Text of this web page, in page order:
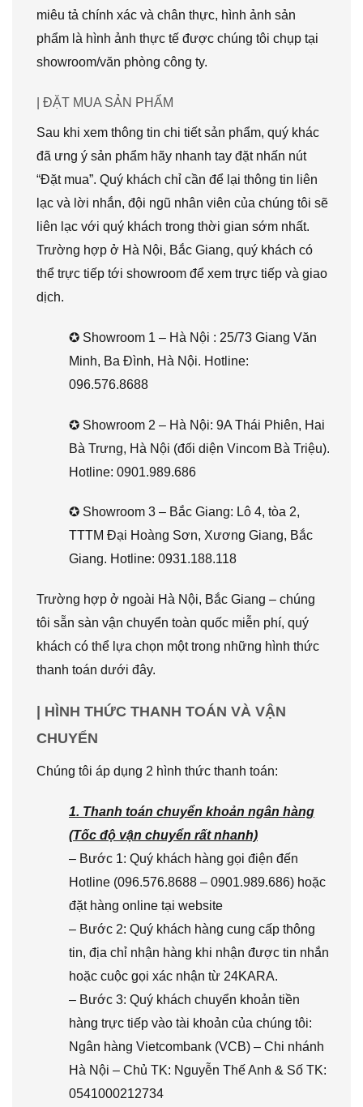
miêu tả chính xác và chân thực, hình ảnh sản
phẩm là hình ảnh thực tế được chúng tôi chụp tại
showroom/văn phòng công ty.
| ĐẶT MUA SẢN PHẨM
Sau khi xem thông tin chi tiết sản phẩm, quý khác
đã ưng ý sản phẩm hãy nhanh tay đặt nhấn nút
“Đặt mua”. Quý khách chỉ cần để lại thông tin liên
lạc và lời nhắn, đội ngũ nhân viên của chúng tôi sẽ
liên lạc với quý khách trong thời gian sớm nhất.
Trường hợp ở Hà Nội, Bắc Giang, quý khách có
thể trực tiếp tới showroom để xem trực tiếp và giao
dịch.
✪ Showroom 1 – Hà Nội : 25/73 Giang Văn
Minh, Ba Đình, Hà Nội. Hotline:
096.576.8688
✪ Showroom 2 – Hà Nội: 9A Thái Phiên, Hai
Bà Trưng, Hà Nội (đối diện Vincom Bà Triệu).
Hotline: 0901.989.686
✪ Showroom 3 – Bắc Giang: Lô 4, tòa 2,
TTTM Đại Hoàng Sơn, Xương Giang, Bắc
Giang. Hotline: 0931.188.118
Trường hợp ở ngoài Hà Nội, Bắc Giang – chúng
tôi sẵn sàn vận chuyển toàn quốc miễn phí, quý
khách có thể lựa chọn một trong những hình thức
thanh toán dưới đây.
| HÌNH THỨC THANH TOÁN VÀ VẬN
CHUYỂN
Chúng tôi áp dụng 2 hình thức thanh toán:
1. Thanh toán chuyển khoản ngân hàng
(Tốc độ vận chuyển rất nhanh)
– Bước 1: Quý khách hàng gọi điện đến
Hotline (096.576.8688 – 0901.989.686) hoặc
đặt hàng online tại website
– Bước 2: Quý khách hàng cung cấp thông
tin, địa chỉ nhận hàng khi nhận được tin nhắn
hoặc cuộc gọi xác nhận từ 24KARA.
– Bước 3: Quý khách chuyển khoản tiền
hàng trực tiếp vào tài khoản của chúng tôi:
Ngân hàng Vietcombank (VCB) – Chi nhánh
Hà Nội – Chủ TK: Nguyễn Thế Anh & Số TK:
0541000212734